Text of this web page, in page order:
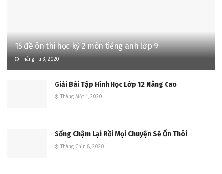
15 đề ôn thi học kỳ 2 môn tiếng anh lớp 9
Tháng Tư 3, 2020
Giải Bài Tập Hình Học Lớp 12 Nâng Cao
Tháng Một 1, 2020
Sống Chậm Lại Rồi Mọi Chuyện Sẽ Ổn Thôi
Tháng Chín 8, 2020